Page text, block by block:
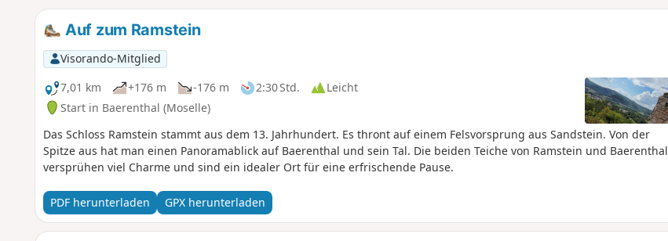
Auf zum Ramstein
Visorando-Mitglied
7,01 km
+176 m -176 m 2:30 Std.
Leicht
Start in Baerenthal (Moselle)
Das Schloss Ramstein stammt aus dem 13. Jahrhundert. Es thront auf einem Felsvorsprung aus Sandstein. Von der
Spitze aus hat man einen Panoramablick auf Baerenthal und sein Tal. Die beiden Teiche von Ramstein und Baerenthal
versprühen viel Charme und sind ein idealer Ort für eine erfrischende Pause.
PDF herunterladen GPX herunterladen